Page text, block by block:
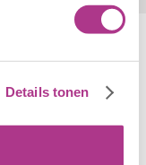
Details tonen
Cookiebeleid